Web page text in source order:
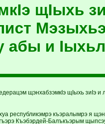
щIыхь
абы и
щэнхабзэмкIэ щIыхь зиIэ и
республикэмрэ къэралымрэ я
Къэбэрдей-Балъкъэрым